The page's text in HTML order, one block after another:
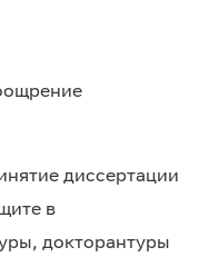
диссертации
в
докторантуры